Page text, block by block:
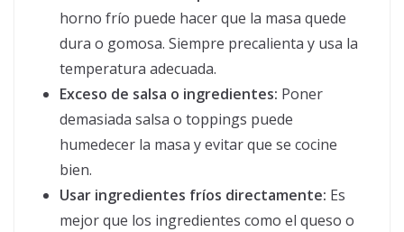
horno frío puede hacer que la masa quede
dura o gomosa. Siempre precalienta y usa la
temperatura adecuada.
Exceso de salsa o ingredientes: Poner
demasiada salsa o toppings puede
humedecer la masa y evitar que se cocine
bien.
Usar ingredientes fríos directamente: Es
mejor que los ingredientes como el queso o